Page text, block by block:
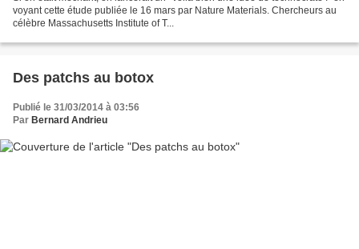
voyant cette étude publiée le 16 mars par Nature Materials. Chercheurs au
célèbre Massachusetts Institute of T...
Des patchs au botox
Publié le 31/03/2014 à 03:56
Par Bernard Andrieu